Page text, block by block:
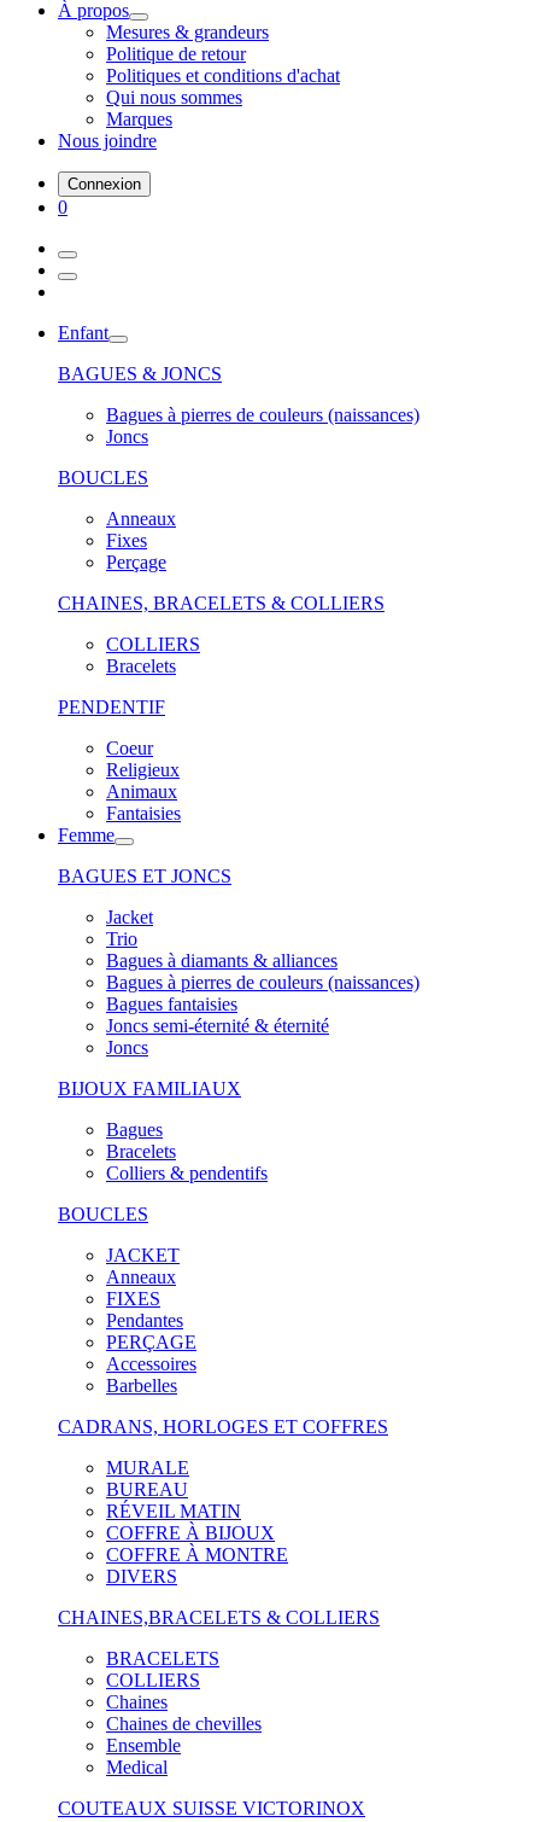
À propos
Mesures & grandeurs
Politique de retour
Politiques et conditions d'achat
Qui nous sommes
Marques
Nous joindre
Connexion
0
Enfant
BAGUES & JONCS
Bagues à pierres de couleurs (naissances)
Joncs
BOUCLES
Anneaux
Fixes
Perçage
CHAINES, BRACELETS & COLLIERS
COLLIERS
Bracelets
PENDENTIF
Coeur
Religieux
Animaux
Fantaisies
Femme
BAGUES ET JONCS
Jacket
Trio
Bagues à diamants & alliances
Bagues à pierres de couleurs (naissances)
Bagues fantaisies
Joncs semi-éternité & éternité
Joncs
BIJOUX FAMILIAUX
Bagues
Bracelets
Colliers & pendentifs
BOUCLES
JACKET
Anneaux
FIXES
Pendantes
PERÇAGE
Accessoires
Barbelles
CADRANS, HORLOGES ET COFFRES
MURALE
BUREAU
RÉVEIL MATIN
COFFRE À BIJOUX
COFFRE À MONTRE
DIVERS
CHAINES,BRACELETS & COLLIERS
BRACELETS
COLLIERS
Chaines
Chaines de chevilles
Ensemble
Medical
COUTEAUX SUISSE VICTORINOX